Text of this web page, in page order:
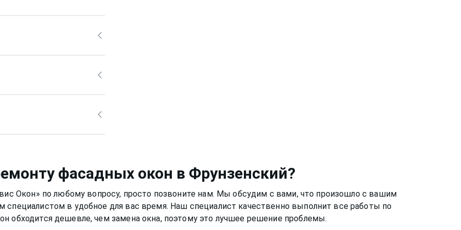
за собой
а
аккуратным, чтобы
и теплыми годами.фасадных окон в Фрунзенский?
Окон» по любому вопросу, просто позвоните нам. Мы обсудим с вами, что произошло с вашим
специалистом в удобное для вас время. Наш специалист качественно выполнит все работы по
обходится дешевле, чем замена окна, поэтому это лучшее решение проблемы.